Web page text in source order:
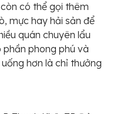
có thể gọi thêm
mực hay hải sản để
quán chuyên lẩu
phần phong phú và
hơn là chỉ thưởng